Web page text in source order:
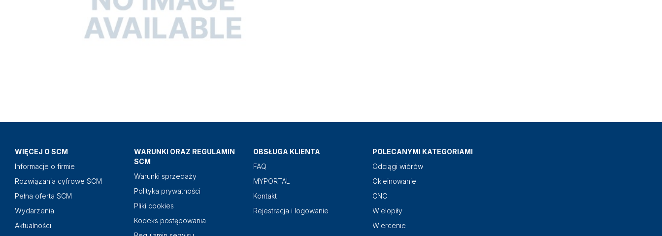
WIĘCEJ O SCM
Informacje o firmie
Rozwiązania cyfrowe SCM
Pełna oferta SCM
Wydarzenia
Aktualności
WARUNKI ORAZ REGULAMIN
SCM
Warunki sprzedaży
Polityka prywatności
Pliki cookies
Kodeks postępowania
OBSŁUGA KLIENTA
FAQ
MYPORTAL
Kontakt
Rejestracja i logowanie
POLECANYMI KATEGORIAMI
Odciągi wiórów
Okleinowanie
CNC
Wielopiły
Wiercenie